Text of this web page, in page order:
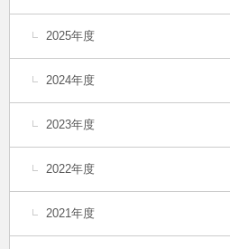
2025年度
2024年度
2023年度
2022年度
2021年度